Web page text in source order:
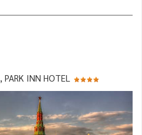
, PARK INN HOTEL